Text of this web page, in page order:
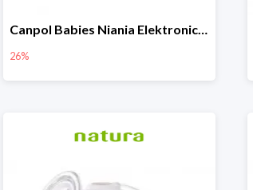
Canpol Babies Niania Elektroniczna Dwukierunkowa -26%
26%